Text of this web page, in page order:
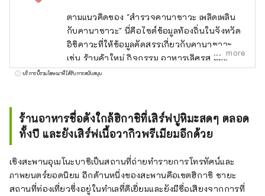
ตามแนวคิดของ "สำรวจคานาซาวะ เพลิดเพลิน
กับคานาซาวะ" นี่คือไซต์ข้อมูลท้องถิ่นในจังหวัด
อิชิคาวะที่ให้ข้อมูลคัดสรรเกี่ยวกับคานาซาวะ
เช่น ร้านค้าใหม่ กิจกรรม อาหารเลิศรส และ
สถานที่ท่องเที่ยว นอกจากสื่อในประเทศ เช่น
ไทย และเวียดนาม เพื่อถ่ายทอดเสน่ห์ของจังหวัด
อิชิคาวะอย่างกว้างขวาง
more
บริการนี้รวมโฆษณาที่ได้รับการสนับสนุน
ร้านอาหารชื่อดังใกล้ฮิกาชิที่เสิร์ฟปูหิมะสดๆ ตลอด
ทั้งปี และยังเสิร์ฟเนื้อวากิวพรีเมียมอีกด้วย
เชิงสะพานอุเมโนะบาชิเป็นสถานที่ถ่ายทำรายการโทรทัศน์และ
ภาพยนตร์ยอดนิยม อีกด้านหนึ่งของสะพานคือเขตฮิกาชิ ชายะ
สถานที่ท่องเที่ยวซึ่งอยู่ในทำเลที่ดีเยี่ยมและยังมีชื่อเสียงจากการที่